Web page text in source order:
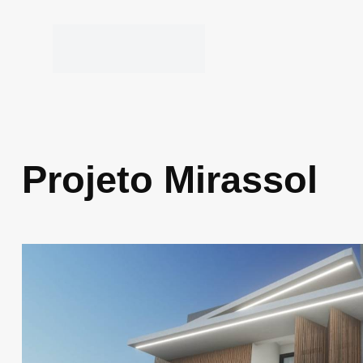
Projeto Mirassol